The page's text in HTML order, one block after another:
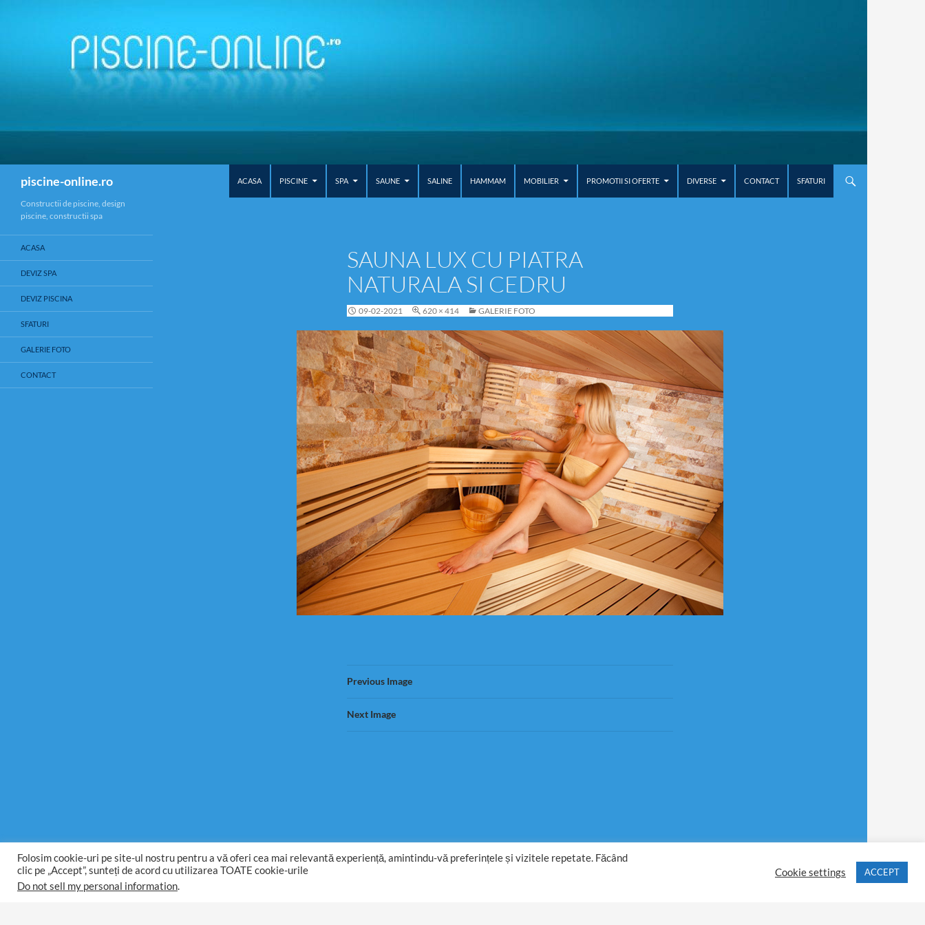
piscine-online.ro
ACASA
PISCINE SPA SAUNE SALINE HAMMAM MOBILIER PROMOTII SI OFERTE DIVERSE CONTACT SFATURI
SAUNA LUX CU PIATRA
NATURALA SI CEDRU
09-02-2021 620 × 414 GALERIE FOTO
Previous Image
Next Image
Constructii de piscine, design
piscine, constructii spa
ACASA
DEVIZ SPA
DEVIZ PISCINA
SFATURI
GALERIE FOTO
CONTACT
Folosim cookie-uri pe site-ul nostru pentru a vă oferi cea mai relevantă experiență, amintindu-vă preferințele și vizitele repetate. Făcând
clic pe „Accept”, sunteți de acord cu utilizarea TOATE cookie-urile
Do not sell my personal information.
Cookie settings ACCEPT